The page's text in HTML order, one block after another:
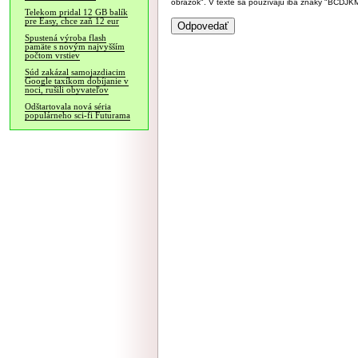
Telekom pridal 12 GB balík
pre Easy, chce zaň 12 eur
Spustená výroba flash
pamäte s novým najvyšším
počtom vrstiev
Súd zakázal samojazdiacim
Google taxíkom dobíjanie v
noci, rušili obyvateľov
Odštartovala nová séria
populárneho sci-fi Futurama
obrázok". V texte sa používajú iba znaky